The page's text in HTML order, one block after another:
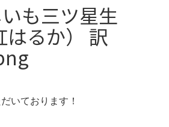
も三ツ星生
るか） 訳
いております！